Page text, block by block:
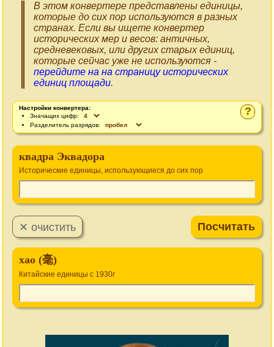
В этом конвертере представлены единицы,
которые до сих пор используются в разных
странах. Если вы ищете конвертер
исторических мер и весов: античных,
средневековых, или других старых единиц,
которые сейчас уже не используются -
перейдите на на страницу исторических
единиц площади.
?
Настройки конвертера:
Значащих цифр:
Разделитель разрядов:
квадра Эквадора
Исторические единицы, использующиеся до сих пор
хао (毫)
Китайские единицы c 1930г